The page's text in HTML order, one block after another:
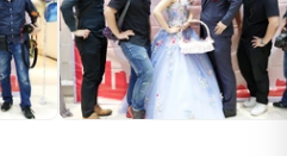
定ELstudio就是我想要的婚錄